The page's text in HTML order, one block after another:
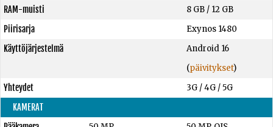
RAM-muisti
8 GB / 12 GB
Piirisarja
Exynos 1480
Käyttöjärjestelmä
Android 16
(päivitykset)
Yhteydet
3G / 4G / 5G
KAMERAT